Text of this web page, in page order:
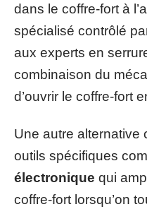
dans le coffre-fort à
spécialisé contrôlé
aux experts en
combinaison du
d’ouvrir le coffre-fort
Une autre alternative
outils spécifiques
électronique qui
coffre-fort lorsqu’on